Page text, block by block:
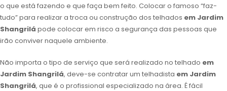
o que está fazendo e que faça bem feito. Colocar o famoso “faz-
tudo” para realizar a troca ou construção dos telhados em Jardim
Shangrilá pode colocar em risco a segurança das pessoas que
irão conviver naquele ambiente.
Não importa o tipo de serviço que será realizado no telhado em
Jardim Shangrilá, deve-se contratar um telhadista em Jardim
Shangrilá, que é o profissional especializado na área. É fácil